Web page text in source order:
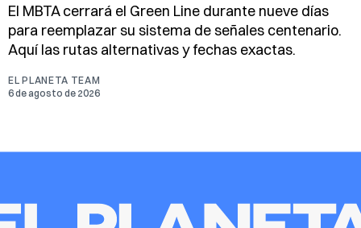
El MBTA cerrará el Green Line durante nueve días
para reemplazar su sistema de señales centenario.
Aquí las rutas alternativas y fechas exactas.
EL PLANETA TEAM
6 de agosto de 2026